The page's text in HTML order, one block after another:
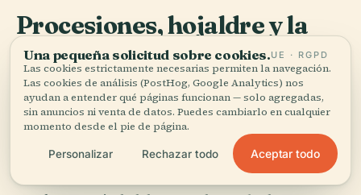
Procesiones, hojaldre y la
persistencia de las
campanas
El catolicismo en Luxemburgo no siempre se
anuncia mediante fervor. A veces aparece como
calendario.
Una pequeña solicitud sobre cookies.UE · RGPD
Las cookies estrictamente necesarias permiten la navegación.
Las cookies de análisis (PostHog, Google Analytics) nos
ayudan a entender qué páginas funcionan — solo agregadas,
sin anuncios ni venta de datos. Puedes cambiarlo en cualquier
momento desde el pie de página.
Personalizar Rechazar todo Aceptar todo